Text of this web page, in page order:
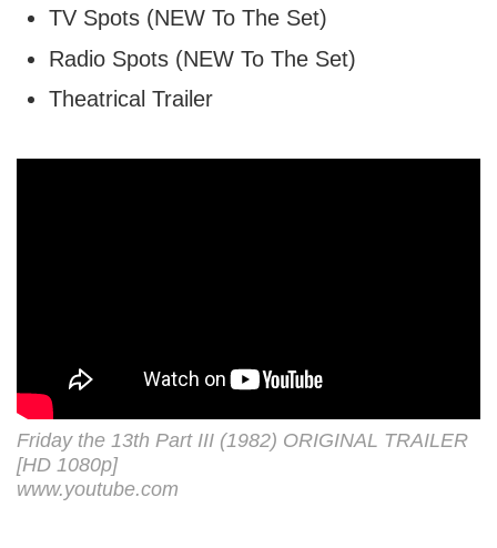
TV Spots (NEW To The Set)
Radio Spots (NEW To The Set)
Theatrical Trailer
Friday the 13th Part III (1982) ORIGINAL TRAILER
[HD 1080p]
www.youtube.com